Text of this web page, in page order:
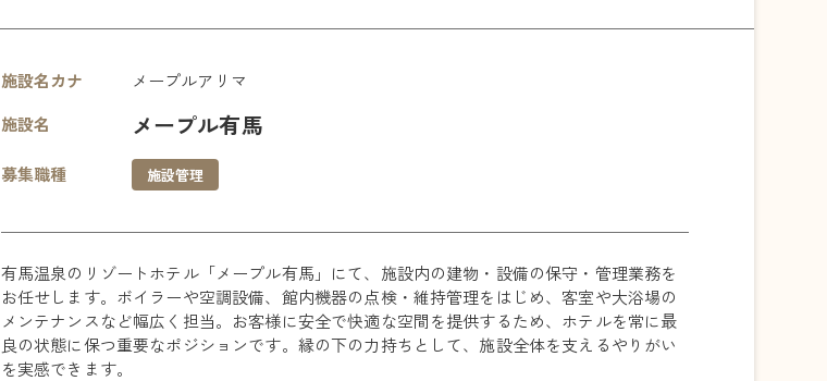
施設名カナ
メープルアリマ
施設名
メープル有馬
募集職種 施設管理
有馬温泉のリゾートホテル「メープル有馬」にて、施設内の建物・設備の保守・管理業務を
お任せします。ボイラーや空調設備、館内機器の点検・維持管理をはじめ、客室や大浴場の
メンテナンスなど幅広く担当。お客様に安全で快適な空間を提供するため、ホテルを常に最
良の状態に保つ重要なポジションです。縁の下の力持ちとして、施設全体を支えるやりがい
を実感できます。